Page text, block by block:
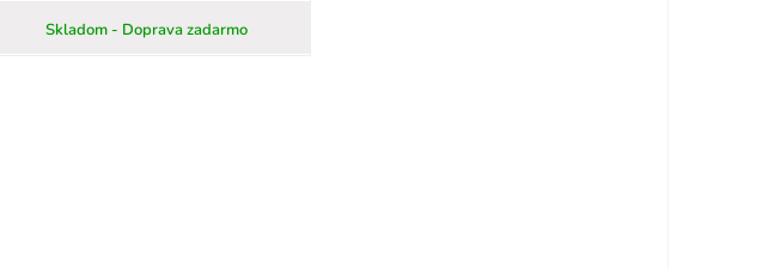
Skladom - Doprava zadarmo